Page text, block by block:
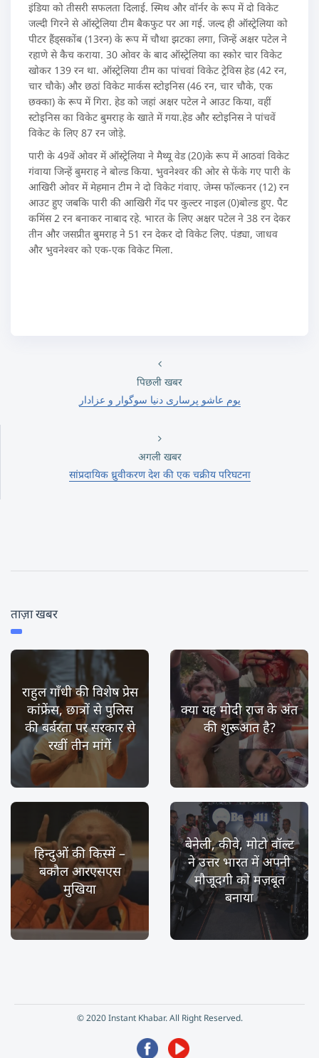
इंडिया को तीसरी सफलता दिलाई. स्मिथ और वॉर्नर के रूप में दो विकेट
जल्‍दी गिरने से ऑस्‍ट्रेलिया टीम बैकफुट पर आ गई. जल्‍द ही ऑस्‍ट्रेलिया को
पीटर हैंड्सकोंब (13रन) के रूप में चौथा झटका लगा, जिन्‍हें अक्षर पटेल ने
रहाणे से कैच कराया. 30 ओवर के बाद ऑस्‍ट्रेलिया का स्‍कोर चार विकेट
खोकर 139 रन था. ऑस्‍ट्रेलिया टीम का पांचवां विकेट ट्रेविस हेड (42 रन,
चार चौके) और छठां विकेट मार्कस स्‍टोइनिस (46 रन, चार चौके, एक
छक्‍का) के रूप में गिरा. हेड को जहां अक्षर पटेल ने आउट किया, वहीं
स्‍टोइनिस का विकेट बुमराह के खाते में गया.हेड और स्‍टोइनिस ने पांचवें
विकेट के लिए 87 रन जोड़े.
पारी के 49वें ओवर में ऑस्‍ट्रेलिया ने मैथ्‍यू वेड (20)के रूप में आठवां विकेट
गंवाया जिन्‍हें बुमराह ने बोल्‍ड किया. भुवनेश्‍वर की ओर से फेंके गए पारी के
आखिरी ओवर में मेहमान टीम ने दो विकेट गंवाए. जेम्‍स फॉल्‍कनर (12) रन
आउट हुए जबकि पारी की आखिरी गेंद पर कुल्‍टर नाइल (0)बोल्‍ड हुए. पैट
कमिंस 2 रन बनाकर नाबाद रहे. भारत के लिए अक्षर पटेल ने 38 रन देकर
तीन और जसप्रीत बुमराह ने 51 रन देकर दो विकेट लिए. पंड्या, जाधव
और भुवनेश्‍वर को एक-एक विकेट मिला.
पिछली खबर
یوم عاشو پرساری دنیا سوگوار و عزادار
अगली खबर
सांप्रदायिक ध्रुवीकरण देश की एक चक्रीय परिघटना
ताज़ा खबर
राहुल गाँधी की विशेष प्रेस
कांफ्रेंस, छात्रों से पुलिस
की बर्बरता पर सरकार से
रखीं तीन मांगें
क्या यह मोदी राज के अंत
की शुरूआत है?
हिन्दुओं की किस्में –
बकौल आरएसएस
मुखिया
बेनेली, कीवे, मोटो वॉल्ट
ने उत्तर भारत में अपनी
मौजूदगी को मज़बूत
बनाया
© 2020 Instant Khabar. All Right Reserved.